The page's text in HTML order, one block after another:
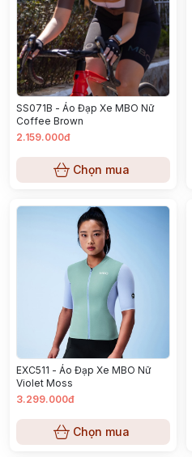
SS071B - Áo Đạp Xe MBO Nữ
Coffee Brown
2.159.000đ
Chọn mua
EXC511 - Áo Đạp Xe MBO Nữ
Violet Moss
3.299.000đ
Chọn mua